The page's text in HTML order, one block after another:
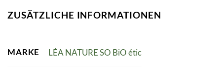
ZUSÄTZLICHE INFORMATIONEN
MARKE LÉA NATURE SO BiO étic